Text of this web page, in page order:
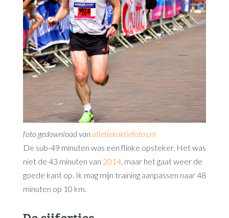
foto gedownload vanatletiekaktiefotos.nl
De sub-49 minuten was een flinke opsteker. Het was
niet de 43 minuten van 2014, maar het gaat weer de
goede kant op. Ik mag mijn training aanpassen naar 48
minuten op 10 km.